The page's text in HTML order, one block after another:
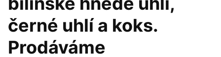
černé uhlí a koks.
Prodáváme